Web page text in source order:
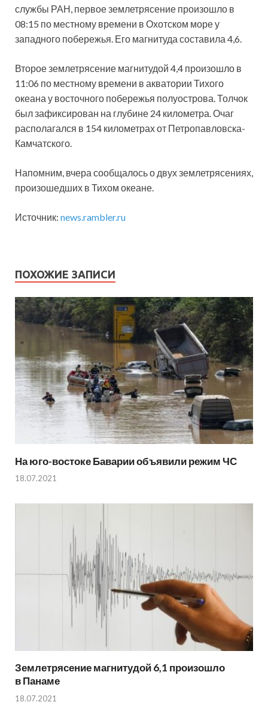
службы РАН, первое землетрясение произошло в
08:15 по местному времени в Охотском море у
западного побережья. Его магнитуда составила 4,6.
Второе землетрясение магнитудой 4,4 произошло в
11:06 по местному времени в акватории Тихого
океана у восточного побережья полуострова. Толчок
был зафиксирован на глубине 24 километра. Очаг
располагался в 154 километрах от Петропавловска-
Камчатского.
Напомним, вчера сообщалось о двух землетрясениях,
произошедших в Тихом океане.
Источник: news.rambler.ru
ПОХОЖИЕ ЗАПИСИ
На юго-востоке Баварии объявили режим ЧС
18.07.2021
Землетрясение магнитудой 6,1 произошло
в Панаме
18.07.2021